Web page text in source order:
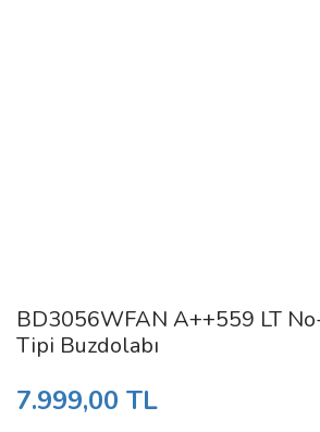
BD3056WFAN A++559 LT
Tipi Buzdolabı
7.999,00 TL